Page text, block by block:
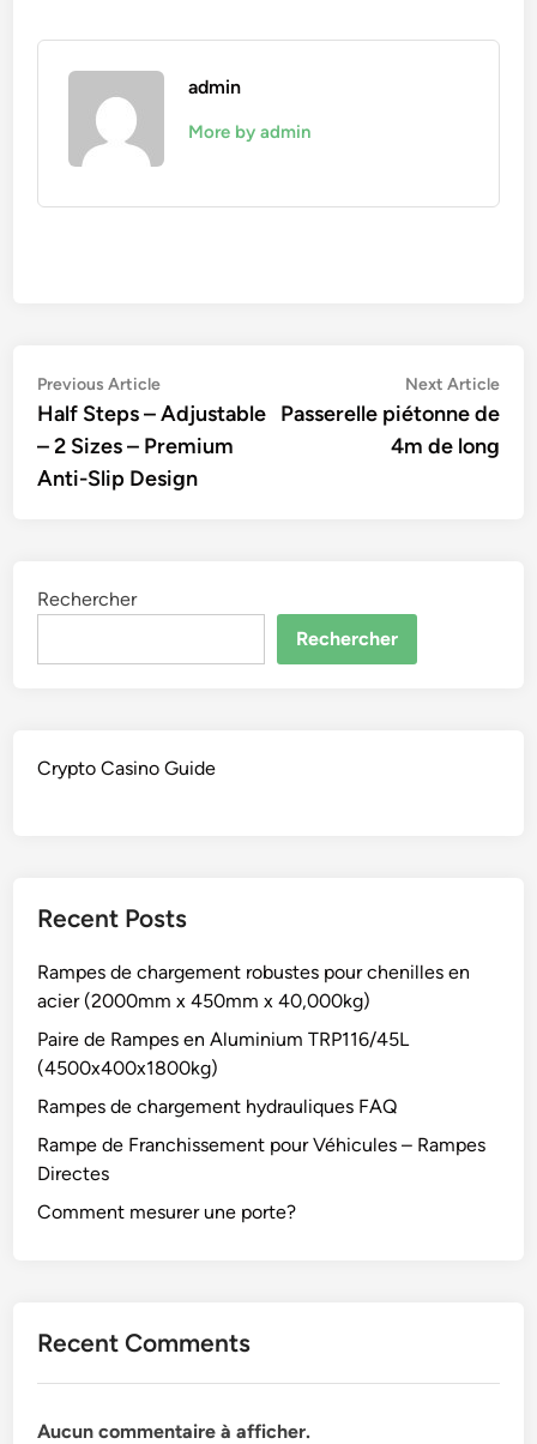
admin
More by admin
Navigation
de
l’article
Previous ArticlePrevious
article:
Half Steps – Adjustable
– 2 Sizes – Premium
Anti-Slip Design
Next Article
Passerelle piétonne de
4m de long
Rechercher
Rechercher
Crypto Casino Guide
Recent Posts
Rampes de chargement robustes pour chenilles en
acier (2000mm x 450mm x 40,000kg)
Paire de Rampes en Aluminium TRP116/45L
(4500x400x1800kg)
Rampes de chargement hydrauliques FAQ
Rampe de Franchissement pour Véhicules – Rampes
Directes
Comment mesurer une porte?
Recent Comments
Aucun commentaire à afficher.